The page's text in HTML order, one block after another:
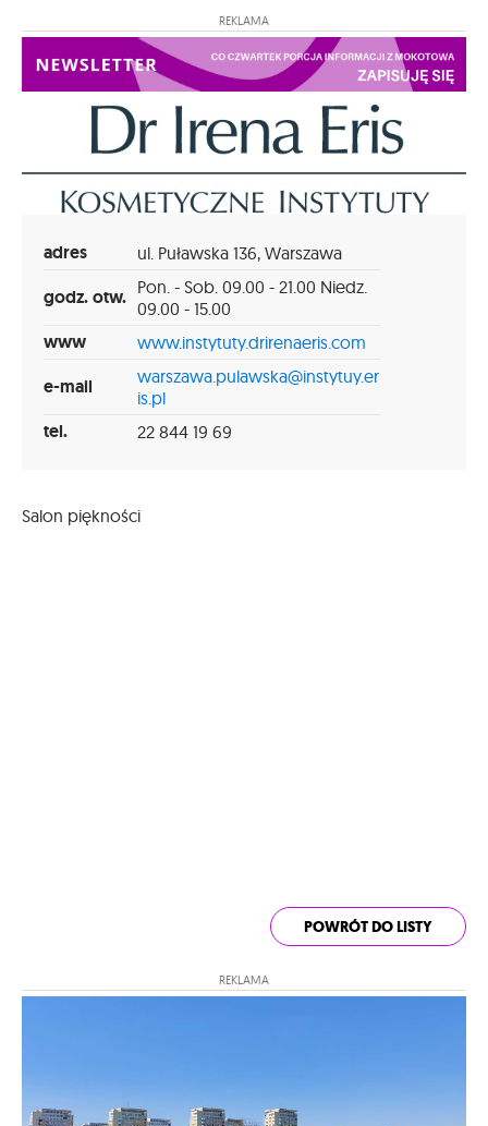
REKLAMA
adres ul. Puławska 136, Warszawa
godz. otw. Pon. - Sob. 09.00 - 21.00 Niedz.
09.00 - 15.00
www www.instytuty.drirenaeris.com
e-mail
warszawa.pulawska@instytuy.er
is.pl
tel. 22 844 19 69
Salon piękności
POWRÓT DO LISTY
REKLAMA